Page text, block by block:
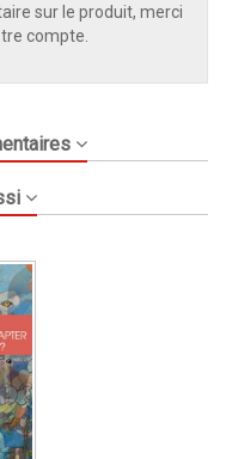
sur le produit, merci
compte.